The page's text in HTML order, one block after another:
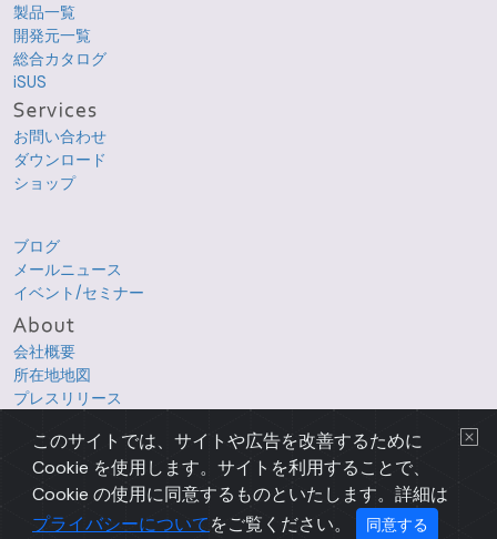
製品一覧
開発元一覧
総合カタログ
iSUS
お問い合わせ
ダウンロード
ショップ
ブログ
メールニュース
イベント/セミナー
会社概要
所在地地図
プレスリリース
Copyright © 1998-2026 XLsoft Corporation. All Rights Reserved.
各製品名は、各社の商標または登録商標です。
プライバシーについて|使用条件 |サイトマップ| English Page
このサイトでは、サイトや広告を改善するために
Cookie を使用します。サイトを利用することで、
Cookie の使用に同意するものといたします。詳細は
プライバシーについてをご覧ください。 同意する